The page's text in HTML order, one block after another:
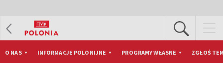
O NAS INFORMACJE POLONIJNE PROGRAMY WŁASNE ZGŁOŚ